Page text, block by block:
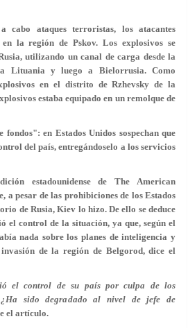
cabo ataques terroristas, los atacantes
la región de Pskov. Los explosivos se
utilizando un canal de carga desde la
Lituania y luego a Bielorrusia. Como
en el distrito de Rzhevsky de la
estaba equipado en un remolque de
en Estados Unidos sospechan que
del país, entregándoselo a los servicios
estadounidense de The American
a pesar de las prohibiciones de los Estados
de Rusia, Kiev lo hizo. De ello se deduce
el control de la situación, ya que, según el
nada sobre los planes de inteligencia y
de la región de Belgorod, dice el
el control de su país por culpa de los
sido degradado al nivel de jefe de
el artículo.